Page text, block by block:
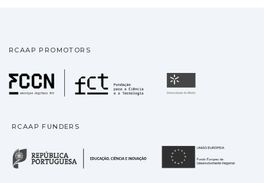
RCAAP PROMOTORS
Fundação para a
RCAAP FUNDERS
República Portuguesa